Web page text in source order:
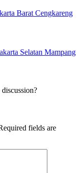
Barat Cengkareng
Selatan Mampang
fields are